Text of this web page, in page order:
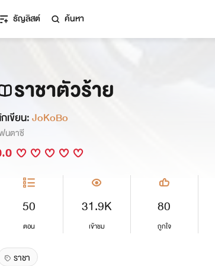
ธัญลิสต์ ค้นหา
ราชาตัวร้าย
เขียน:JoKoBo
นตาซี
50
ตอน
31.9K
เข้าชม
80
ถูกใจ
ราชา